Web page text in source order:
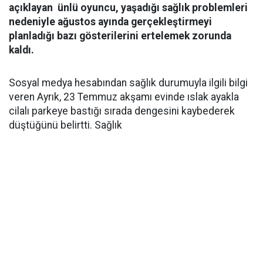
açıklayan ünlü oyuncu, yaşadığı sağlık problemleri
nedeniyle ağustos ayında gerçekleştirmeyi
planladığı bazı gösterilerini ertelemek zorunda
kaldı.
Sosyal medya hesabından sağlık durumuyla ilgili bilgi
veren Ayrık, 23 Temmuz akşamı evinde ıslak ayakla
cilalı parkeye bastığı sırada dengesini kaybederek
düştüğünü belirtti. Sağlık